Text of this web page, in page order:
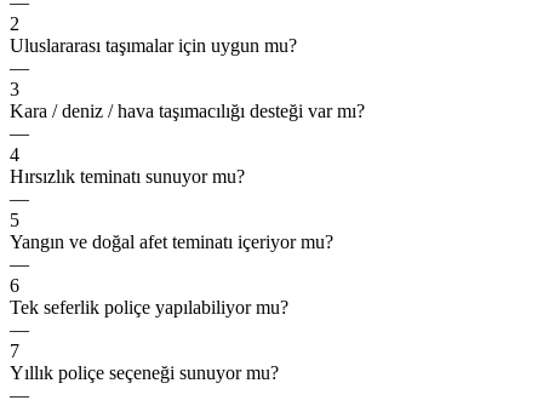
2
Uluslararası taşımalar için uygun mu?
—
3
Kara / deniz / hava taşımacılığı desteği var mı?
—
4
Hırsızlık teminatı sunuyor mu?
—
5
Yangın ve doğal afet teminatı içeriyor mu?
—
6
Tek seferlik poliçe yapılabiliyor mu?
—
7
Yıllık poliçe seçeneği sunuyor mu?
—